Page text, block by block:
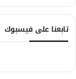
تابعنا على فيسبوك